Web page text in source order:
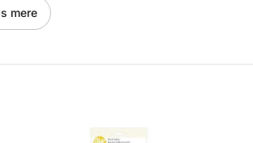
mere